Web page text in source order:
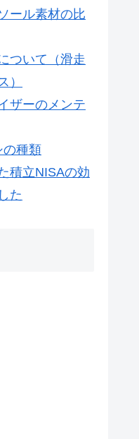
ール素材の比
ついて（滑走
）
ザーのメンテ
種類
積立NISAの効
た